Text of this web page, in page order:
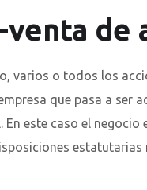
venta de
varios o todos los
que pasa a ser
este caso el
estatutarias